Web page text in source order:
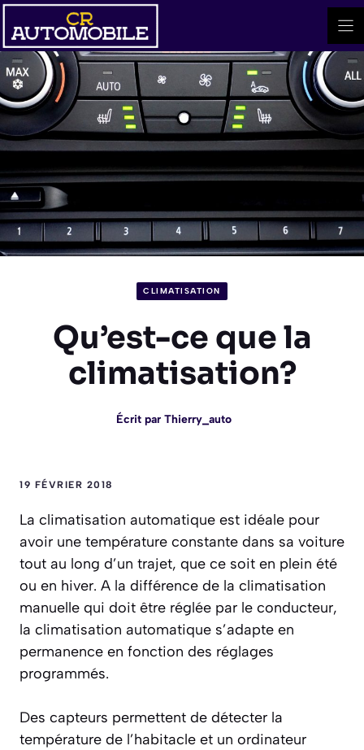
Aller
au
contenu
CLIMATISATION
Qu’est-ce que la
climatisation?
Écrit par Thierry_auto
19 FÉVRIER 2018
La climatisation automatique est idéale pour
avoir une température constante dans sa voiture
tout au long d’un trajet, que ce soit en plein été
ou en hiver. A la différence de la climatisation
manuelle qui doit être réglée par le conducteur,
la climatisation automatique s’adapte en
permanence en fonction des réglages
programmés.
Des capteurs permettent de détecter la
température de l’habitacle et un ordinateur